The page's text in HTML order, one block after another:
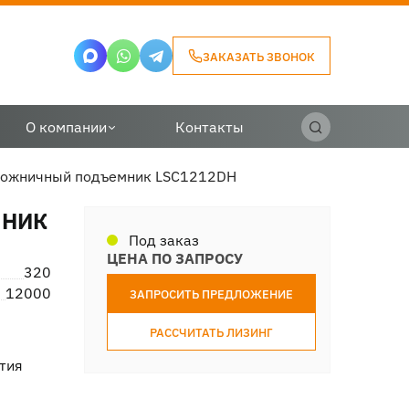
ЗАКАЗАТЬ ЗВОНОК
О компании Контакты
подъемник LSC1212DH
320
12000
Под заказ
ЦЕНА ПО ЗАПРОСУ
ЗАПРОСИТЬ ПРЕДЛОЖЕНИЕ
РАССЧИТАТЬ ЛИЗИНГ